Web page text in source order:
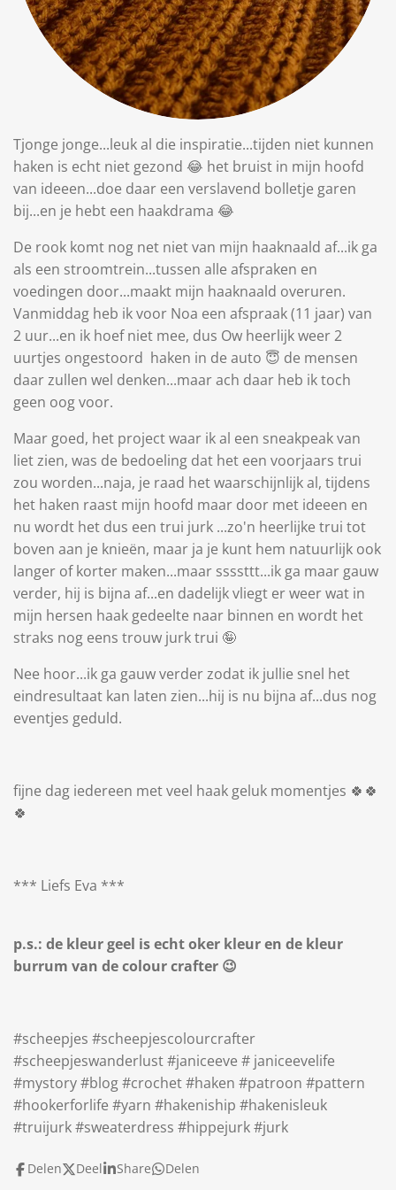
Tjonge jonge...leuk al die inspiratie...tijden niet kunnen
haken is echt niet gezond 😂 het bruist in mijn hoofd
van ideeen...doe daar een verslavend bolletje garen
bij...en je hebt een haakdrama 😂
De rook komt nog net niet van mijn haaknaald af...ik ga
als een stroomtrein...tussen alle afspraken en
voedingen door...maakt mijn haaknaald overuren.
Vanmiddag heb ik voor Noa een afspraak (11 jaar) van
2 uur...en ik hoef niet mee, dus Ow heerlijk weer 2
uurtjes ongestoord haken in de auto 😇 de mensen
daar zullen wel denken...maar ach daar heb ik toch
geen oog voor.
Maar goed, het project waar ik al een sneakpeak van
liet zien, was de bedoeling dat het een voorjaars trui
zou worden...naja, je raad het waarschijnlijk al, tijdens
het haken raast mijn hoofd maar door met ideeen en
nu wordt het dus een trui jurk ...zo'n heerlijke trui tot
boven aan je knieën, maar ja je kunt hem natuurlijk ook
langer of korter maken...maar ssssttt...ik ga maar gauw
verder, hij is bijna af...en dadelijk vliegt er weer wat in
mijn hersen haak gedeelte naar binnen en wordt het
straks nog eens trouw jurk trui 🤪
Nee hoor...ik ga gauw verder zodat ik jullie snel het
eindresultaat kan laten zien...hij is nu bijna af...dus nog
eventjes geduld.
fijne dag iedereen met veel haak geluk momentjes 🍀🍀
🍀
*** Liefs Eva ***
p.s.: de kleur geel is echt oker kleur en de kleur
burrum van de colour crafter 😉
#scheepjes #scheepjescolourcrafter
#scheepjeswanderlust #janiceeve # janiceevelife
#mystory #blog #crochet #haken #patroon #pattern
#hookerforlife #yarn #hakeniship #hakenisleuk
#truijurk #sweaterdress #hippejurk #jurk
Delen Deel Share Delen